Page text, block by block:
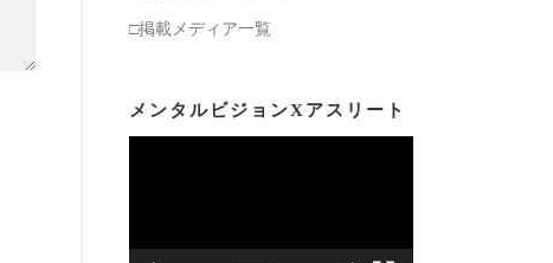
□掲載メディア一覧
メンタルビジョンXアスリート
レ